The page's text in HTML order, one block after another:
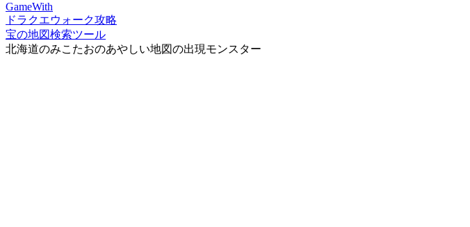
GameWith
ドラクエウォーク攻略
宝の地図検索ツール
北海道のみこたおのあやしい地図の出現モンスター